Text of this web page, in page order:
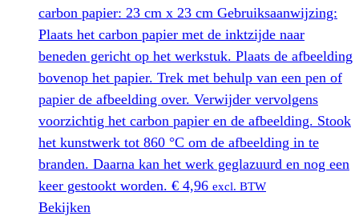
carbon papier: 23 cm x 23 cm Gebruiksaanwijzing:
Plaats het carbon papier met de inktzijde naar
beneden gericht op het werkstuk. Plaats de afbeelding
bovenop het papier. Trek met behulp van een pen of
papier de afbeelding over. Verwijder vervolgens
voorzichtig het carbon papier en de afbeelding. Stook
het kunstwerk tot 860 °C om de afbeelding in te
branden. Daarna kan het werk geglazuurd en nog een
keer gestookt worden. € 4,96 excl. BTW
Bekijken